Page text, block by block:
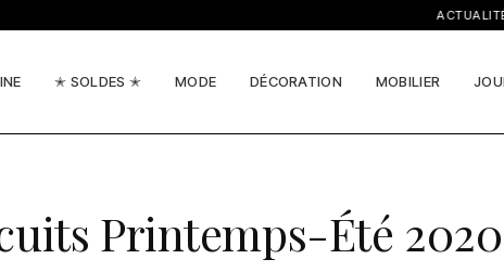
ACTUALITÉS,
✭ SOLDES ✭ MODE DÉCORATION MOBILIER
Printemps-Été 2020